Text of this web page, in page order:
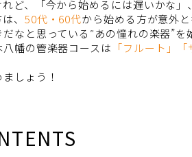
ど、「今から始めるには遅いかな
、 50代・60代から始める方が意外と
なと思っている″あの憧れの楽器”を
幡の管楽器コースは 「フルート」
しょう！